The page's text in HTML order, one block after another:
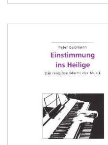
hinzufügen